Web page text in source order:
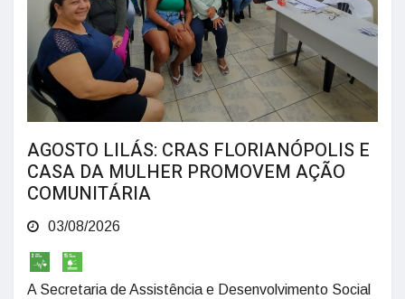
AGOSTO LILÁS: CRAS FLORIANÓPOLIS E
CASA DA MULHER PROMOVEM AÇÃO
COMUNITÁRIA
03/08/2026
A Secretaria de Assistência e Desenvolvimento Social